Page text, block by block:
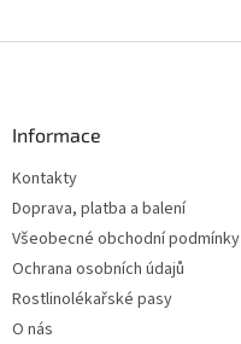
Informace
Kontakty
Doprava, platba a balení
Všeobecné obchodní podmínky
Ochrana osobních údajů
Rostlinolékařské pasy
O nás